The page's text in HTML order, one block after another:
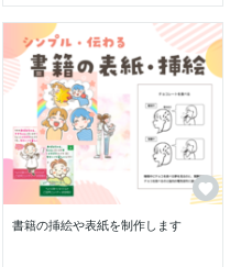
書籍の挿絵や表紙を制作します